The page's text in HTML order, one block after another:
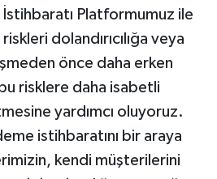
Platformumuz ile
dolandırıcılığa veya
önce daha erken
risklere daha isabetli
yardımcı oluyoruz.
istihbaratını bir araya
kendi müşterilerini